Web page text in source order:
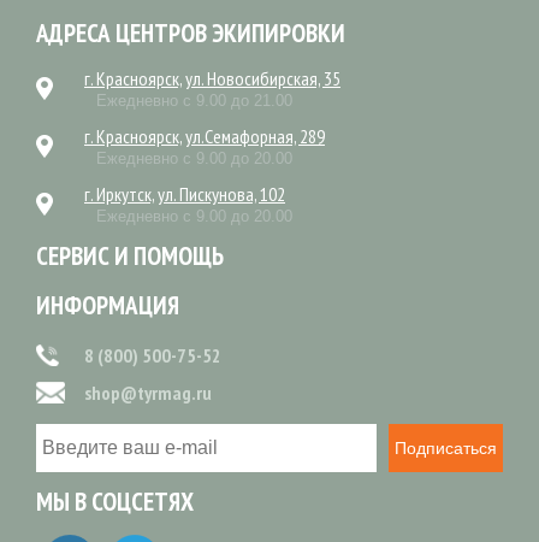
АДРЕСА ЦЕНТРОВ ЭКИПИРОВКИ
г. Красноярск, ул. Новосибирская, 35
Ежедневно с 9.00 до 21.00
г. Красноярск, ул.Семафорная, 289
Ежедневно с 9.00 до 20.00
г. Иркутск, ул. Пискунова, 102
Ежедневно с 9.00 до 20.00
СЕРВИС И ПОМОЩЬ
ИНФОРМАЦИЯ
8 (800) 500-75-52
shop@tyrmag.ru
Подписаться
МЫ В СОЦСЕТЯХ